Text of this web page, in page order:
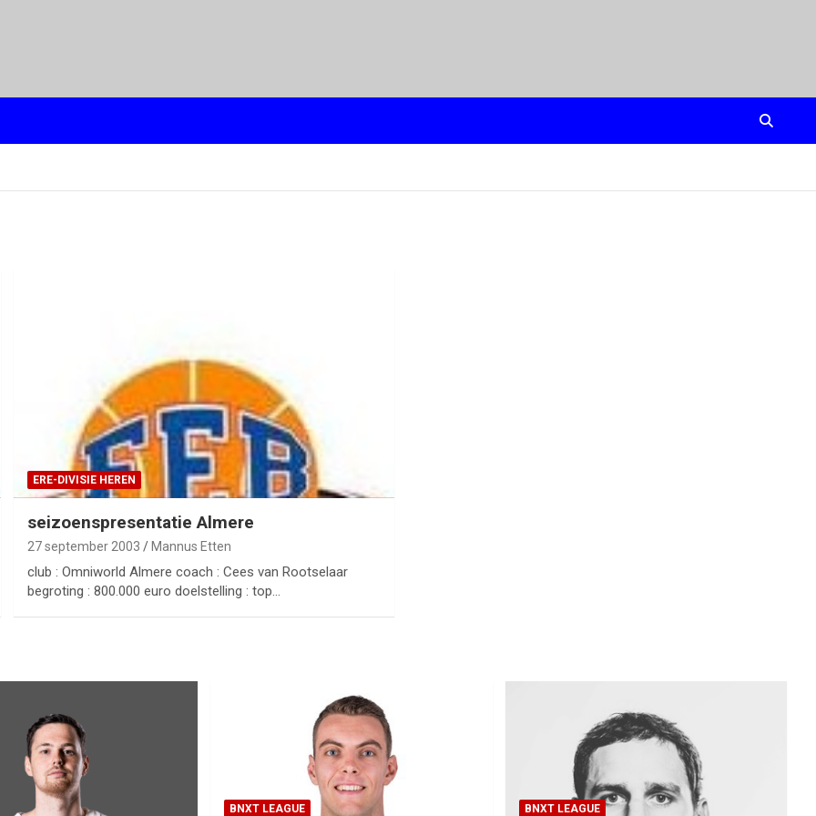
ERE-DIVISIE HEREN
seizoenspresentatie Almere
27 september 2003 Mannus Etten
club : Omniworld Almere coach : Cees van Rootselaar
begroting : 800.000 euro doelstelling : top…
BNXT LEAGUE BNXT LEAGUE